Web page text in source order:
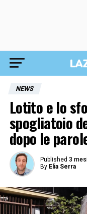
NEWS
Lotito e lo
spogliatoio
dopo le
Published 3
By Elia Serra